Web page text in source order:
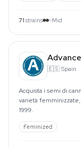
71 strains Mid
🇪🇸Spain
Acquista i semi di
varietà
1999.
Feminized